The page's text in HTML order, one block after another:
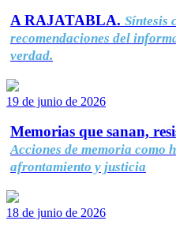
A RAJATABLA. Síntesis
recomendaciones del
verdad.
19 de junio de 2026
Memorias que sanan,
Acciones de memoria como
afrontamiento y justicia
18 de junio de 2026